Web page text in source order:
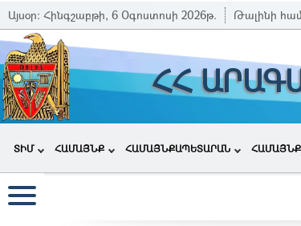
Այսօր: Հինգշաբթի, 6 Օգոստոսի 2026թ. Թալինի
ՀՀ
ՏԻՄ ՀԱՄԱՅՆՔ ՀԱՄԱՅՆՔԱՊԵՏԱՐԱՆ